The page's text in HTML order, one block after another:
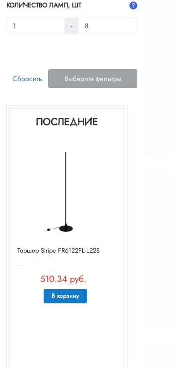
КОЛИЧЕСТВО ЛАМП, ШТ
-
Сбросить Выберите фильтры
ПОСЛЕДНИЕ
Торшер Stripe FR6122FL-L22B
..
510.34 руб.
В корзину